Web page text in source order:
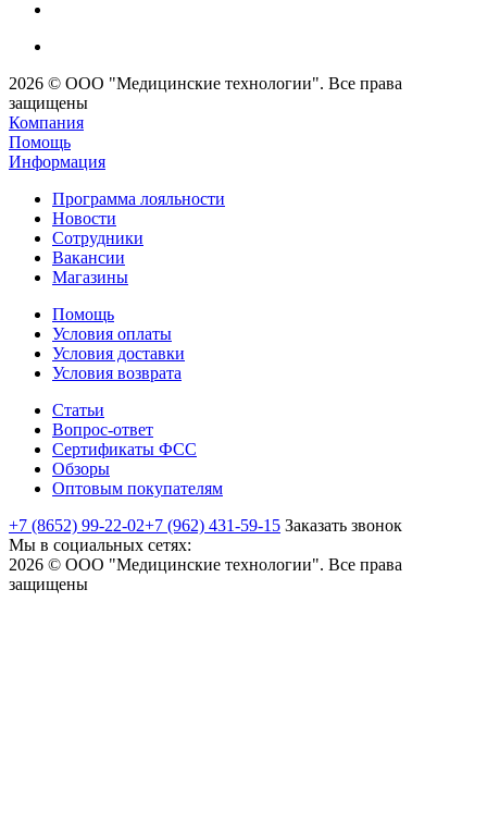
2026 © ООО "Медицинские технологии". Все права
защищены
Компания
Помощь
Информация
Программа лояльности
Новости
Сотрудники
Вакансии
Магазины
Помощь
Условия оплаты
Условия доставки
Условия возврата
Статьи
Вопрос-ответ
Сертификаты ФСС
Обзоры
Оптовым покупателям
+7 (8652) 99-22-02+7 (962) 431-59-15 Заказать звонок
Мы в социальных сетях:
2026 © ООО "Медицинские технологии". Все права
защищены